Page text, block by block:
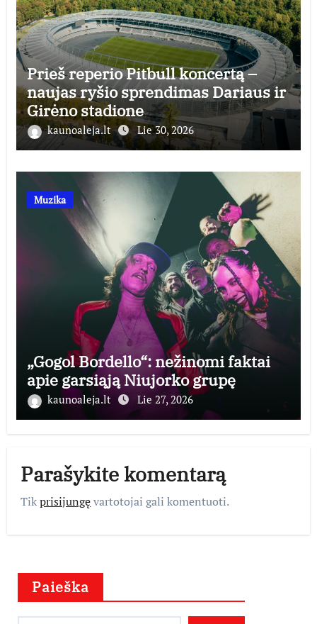
Prieš reperio Pitbull koncertą –
naujas ryšio sprendimas Dariaus ir
Girėno stadione
kaunoaleja.lt Lie 30, 2026
Muzika
„Gogol Bordello“: nežinomi faktai
apie garsiąją Niujorko grupę
kaunoaleja.lt Lie 27, 2026
Parašykite komentarą
Tikprisijungęvartotojai gali komentuoti.
Paieška